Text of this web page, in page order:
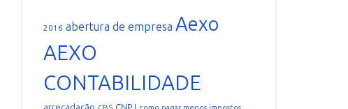
2016 abertura de empresa Aexo
AEXO
CONTABILIDADE